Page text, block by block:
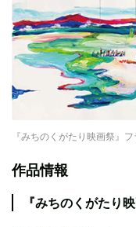
『みちのくがたり映画祭』
作品情報
『みちのくがたり映